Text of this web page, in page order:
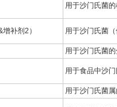
用于沙门氏菌
补剂2） 用于沙门氏菌
用于沙门氏菌
用于食品中沙
用于沙门氏菌